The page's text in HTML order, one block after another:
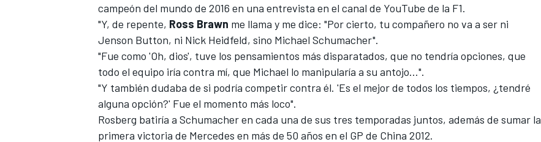
campeón del mundo de 2016 en una entrevista en el canal de YouTube de la F1.
"Y, de repente, Ross Brawn me llama y me dice: "Por cierto, tu compañero no va a ser ni
Jenson Button, ni Nick Heidfeld, sino Michael Schumacher".
"Fue como 'Oh, dios', tuve los pensamientos más disparatados, que no tendría opciones, que
todo el equipo iría contra mí, que Michael lo manipularía a su antojo...".
"Y también dudaba de si podría competir contra él. 'Es el mejor de todos los tiempos, ¿tendré
alguna opción?' Fue el momento más loco".
Rosberg batiría a Schumacher en cada una de sus tres temporadas juntos, además de sumar la
primera victoria de Mercedes en más de 50 años en el GP de China 2012.